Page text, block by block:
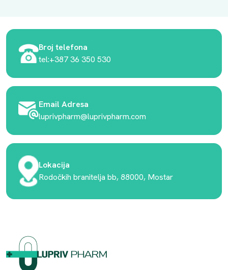
Broj telefona
tel:+387 36 350 530
Email Adresa
luprivpharm@luprivpharm.com
Lokacija
Rodočkih branitelja bb, 88000, Mostar